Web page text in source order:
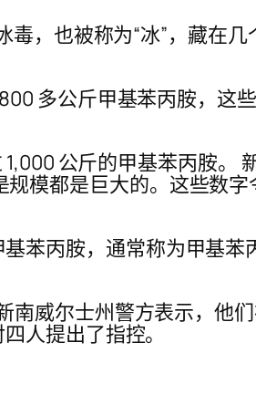
，也被称为“冰”，藏在
多公斤甲基苯丙胺，这
公斤的甲基苯丙胺。
模都是巨大的。这些数字
苯丙胺，通常称为甲基苯
南威尔士州警方表示，他
人提出了指控。